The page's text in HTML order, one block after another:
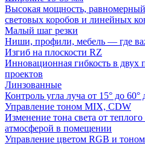
Высокая мощность,
световых коробов и линейных
Малый шаг резки
Ниши, профили, мебель — где
Изгиб на плоскости RZ
Инновационная гибкость в двух
проектов
Линзованные
Контроль угла луча от 15° до
Управление тоном MIX, CDW
Изменение тона света от
атмосферой в помещении
Управление цветом RGB и